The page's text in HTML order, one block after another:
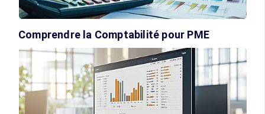
Comprendre la Comptabilité pour PME